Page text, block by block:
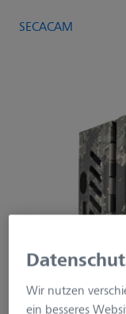
SECACAM
Wir nutzen
ein besseres